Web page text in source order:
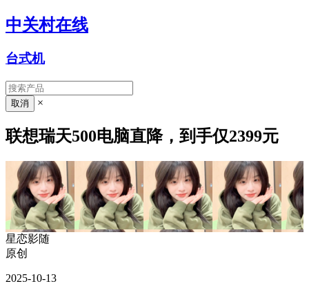
中关村在线
台式机
×
联想瑞天500电脑直降，到手仅2399元
星恋影随
原创
2025-10-13